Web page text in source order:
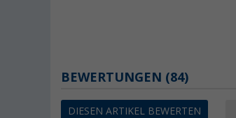
BEWERTUNGEN (84)
DIESEN ARTIKEL BEWERTEN